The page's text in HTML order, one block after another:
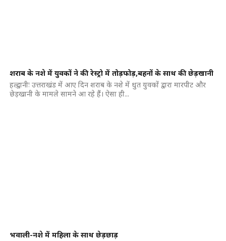
शराब के नशे में युवकों ने की रेस्ट्रो में तोड़फोड़,बहनों के साथ की छेड़खानी
हल्द्वानीः उत्तराखंड में आए दिन शराब के नशे में धुत युवकों द्वारा मारपीट और
छेड़खानी के मामले सामने आ रहे हैं। ऐसा ही...
भवाली-नशे में महिला के साथ छेड़छाड़